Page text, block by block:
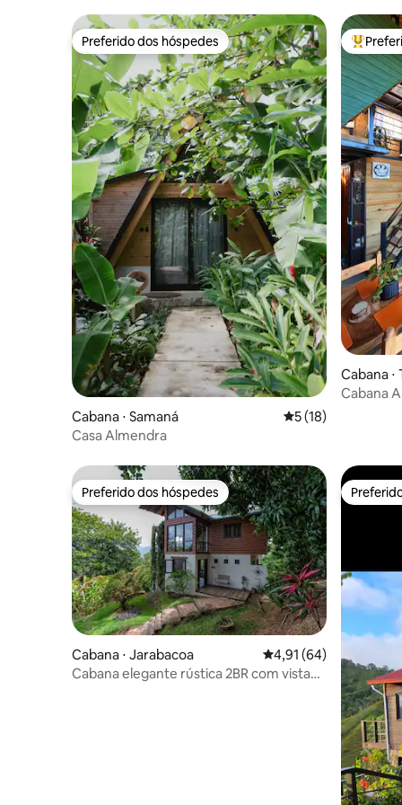
Preferido dos hóspedes
Preferido dos hóspedes
Cabana ⋅ Samaná 5 de uma avaliação
5 (18)
Casa Almendra
Entre
Cabana ⋅
Cabana
Preferido dos hóspedes
Preferido dos hóspedes
Cabana ⋅ Jarabacoa 4,91 de uma
4,91 (64)
Cabana elegante rústica 2BR com vista